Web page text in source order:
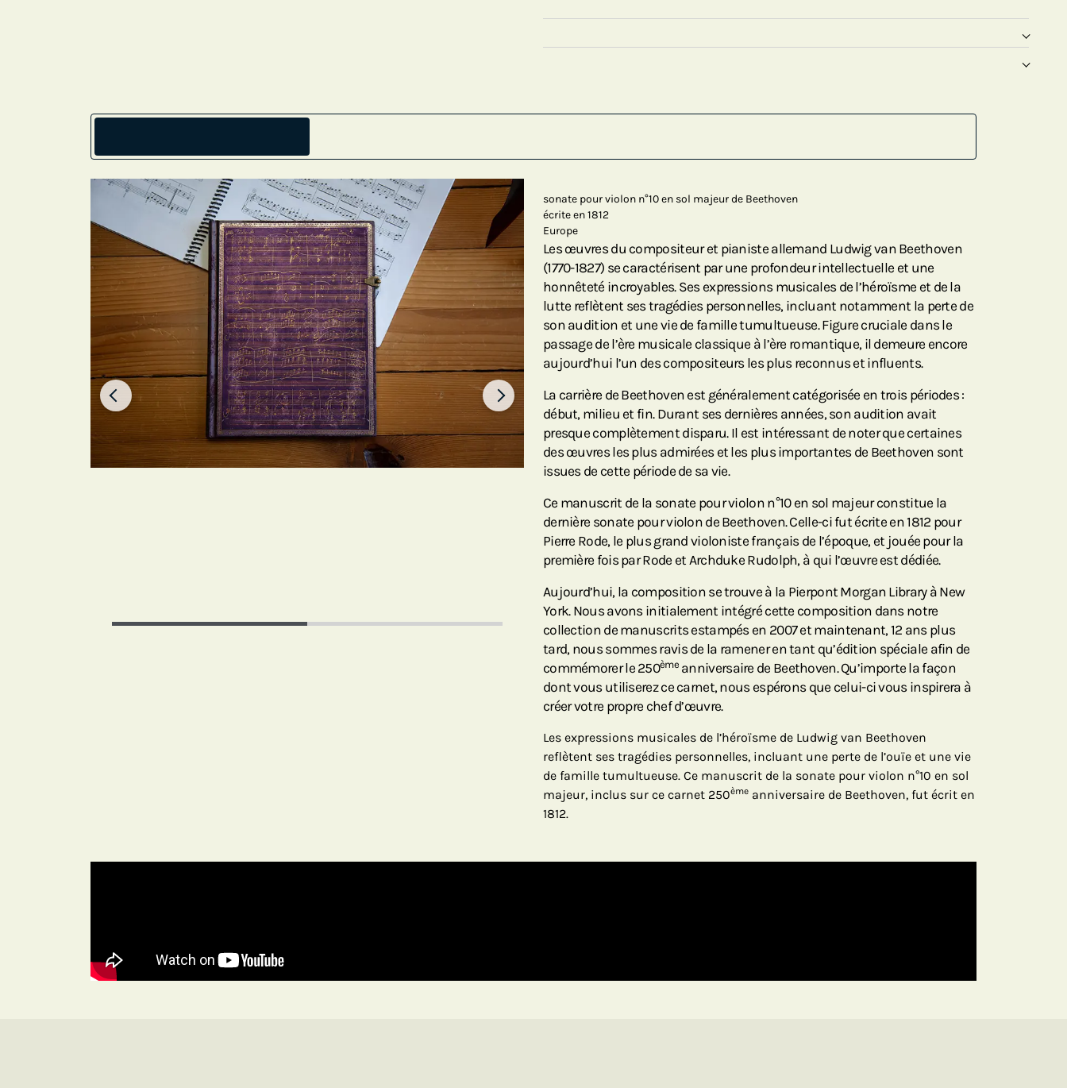
sonate pour violon n°10 en sol majeur de Beethoven
écrite en 1812
Europe
Les œuvres du compositeur et pianiste allemand Ludwig van Beethoven
(1770-1827) se caractérisent par une profondeur intellectuelle et une
honnêteté incroyables. Ses expressions musicales de l’héroïsme et de la
lutte reflètent ses tragédies personnelles, incluant notamment la perte de
son audition et une vie de famille tumultueuse. Figure cruciale dans le
passage de l’ère musicale classique à l’ère romantique, il demeure encore
aujourd’hui l’un des compositeurs les plus reconnus et influents.
La carrière de Beethoven est généralement catégorisée en trois périodes :
début, milieu et fin. Durant ses dernières années, son audition avait
presque complètement disparu. Il est intéressant de noter que certaines
des œuvres les plus admirées et les plus importantes de Beethoven sont
issues de cette période de sa vie.
Ce manuscrit de la sonate pour violon n°10 en sol majeur constitue la
dernière sonate pour violon de Beethoven. Celle-ci fut écrite en 1812 pour
Pierre Rode, le plus grand violoniste français de l’époque, et jouée pour la
première fois par Rode et Archduke Rudolph, à qui l’œuvre est dédiée.
Aujourd’hui, la composition se trouve à la Pierpont Morgan Library à New
York. Nous avons initialement intégré cette composition dans notre
collection de manuscrits estampés en 2007 et maintenant, 12 ans plus
tard, nous sommes ravis de la ramener en tant qu’édition spéciale afin de
commémorer le 250èmeanniversaire de Beethoven. Qu’importe la façon
dont vous utiliserez ce carnet, nous espérons que celui-ci vous inspirera à
créer votre propre chef d’œuvre.
Les expressions musicales de l’héroïsme de Ludwig van Beethoven
reflètent ses tragédies personnelles, incluant une perte de l’ouïe et une vie
de famille tumultueuse. Ce manuscrit de la sonate pour violon n°10 en sol
majeur, inclus sur ce carnet 250ème anniversaire de Beethoven, fut écrit en
1812.